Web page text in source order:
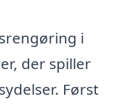
i
der spiller
Først